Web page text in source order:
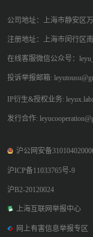
公司地址：上海市静安区
注册地址：上海市闵行区
在线客服微信公众号：
投诉举报邮箱:
IP衍生&授权业务:
发行合作:
沪公网安备
沪ICP备11033765号-9
沪B2-20120024
上海互联网举报中心
网上有害信息举报专区